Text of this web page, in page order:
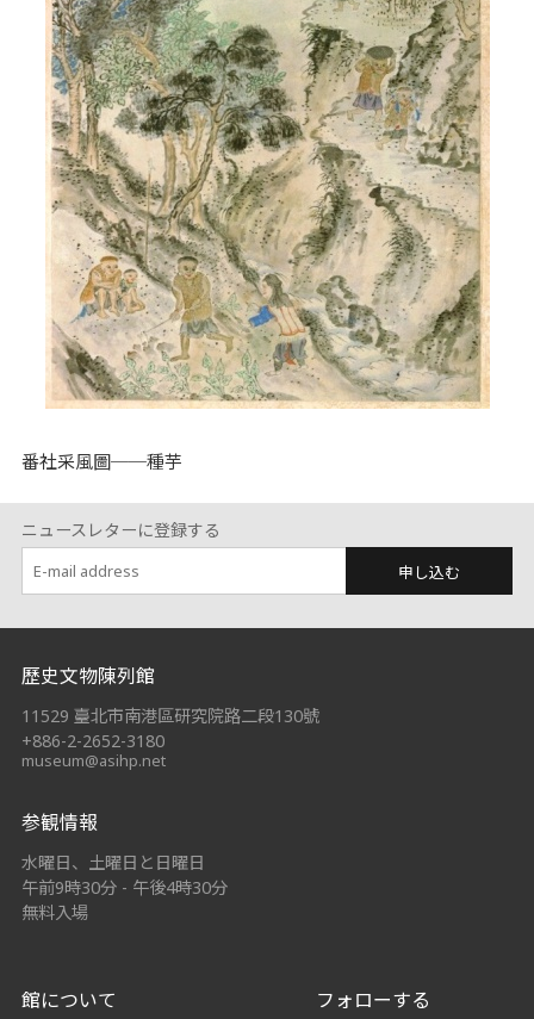
番社采風圖──種芋
ニュースレターに登録する
申し込む
:::
歷史文物陳列館
11529 臺北市南港區研究院路二段130號
+886-2-2652-3180
museum@asihp.net
参観情報
水曜日、土曜日と日曜日
午前9時30分 - 午後4時30分
無料入場
館について フォローする